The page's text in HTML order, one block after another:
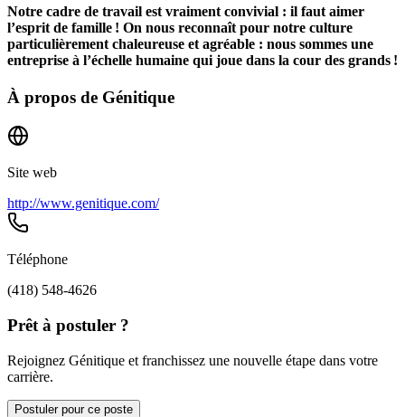
Notre cadre de travail est vraiment convivial : il faut aimer
l’esprit de famille ! On nous reconnaît pour notre culture
particulièrement chaleureuse et agréable : nous sommes une
entreprise à l’échelle humaine qui joue dans la cour des grands !
À propos de Génitique
Site web
http://www.genitique.com/
Téléphone
(418) 548-4626
Prêt à postuler ?
Rejoignez Génitique et franchissez une nouvelle étape dans votre
carrière.
Postuler pour ce poste